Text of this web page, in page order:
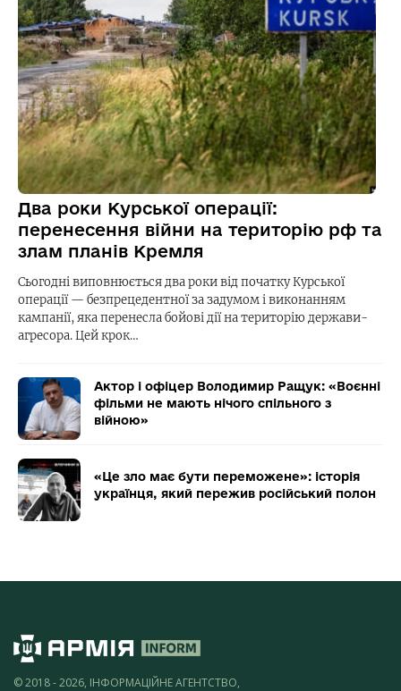
Два роки Курської операції:
перенесення війни на територію рф та
злам планів Кремля
Сьогодні виповнюється два роки від початку Курської
операції — безпрецедентної за задумом і виконанням
кампанії, яка перенесла бойові дії на територію держави-
агресора. Цей крок…
Актор і офіцер Володимир Ращук: «Воєнні
фільми не мають нічого спільного з
війною»
«Це зло має бути переможене»: історія
українця, який пережив російський полон
© 2018 - 2026, ІНФОРМАЦІЙНЕ АГЕНТСТВО,